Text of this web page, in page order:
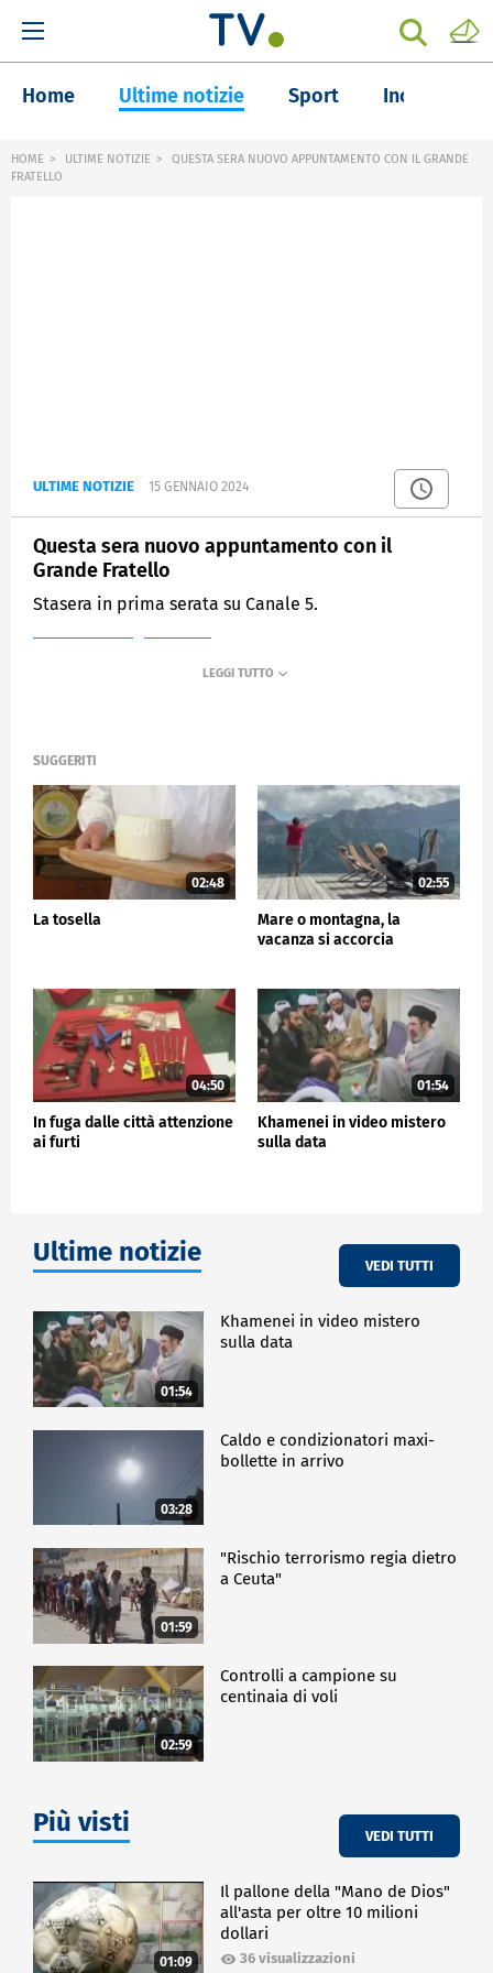
Home Ultime notizie Sport Inchieste
HOME ULTIME NOTIZIE
QUESTA SERA NUOVO APPUNTAMENTO CON IL GRANDE
FRATELLO
ULTIME NOTIZIE 15 GENNAIO 2024
Questa sera nuovo appuntamento con il
Grande Fratello
Stasera in prima serata su Canale 5.
SUGGERITI
02:48
La tosella
02:55
Mare o montagna, la
vacanza si accorcia
04:50
In fuga dalle città attenzione
ai furti
01:54
Khamenei in video mistero
sulla data
Ultime notizie VEDI TUTTI
01:54
Khamenei in video mistero
sulla data
03:28
Caldo e condizionatori maxi-
bollette in arrivo
01:59
"Rischio terrorismo regia dietro
a Ceuta"
02:59
Controlli a campione su
centinaia di voli
Più visti VEDI TUTTI
01:09
Il pallone della "Mano de Dios"
all'asta per oltre 10 milioni
dollari
36 visualizzazioni